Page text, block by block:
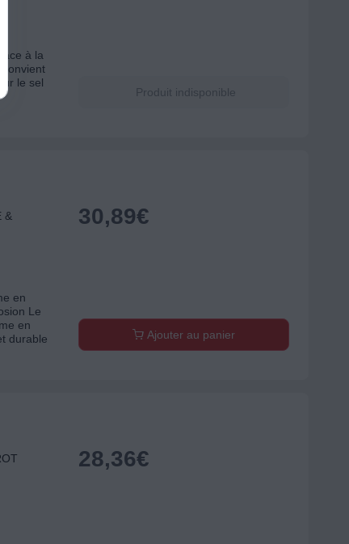
à la
le sel
Produit indisponible
&
en
Le
en
durable
30,89€
Ajouter au panier
28,36€